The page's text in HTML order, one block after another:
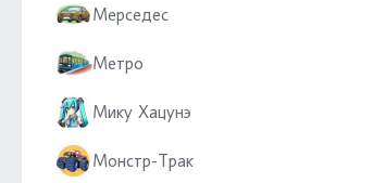
Мерседес
Метро
Мику Хацунэ
Монстр-Трак